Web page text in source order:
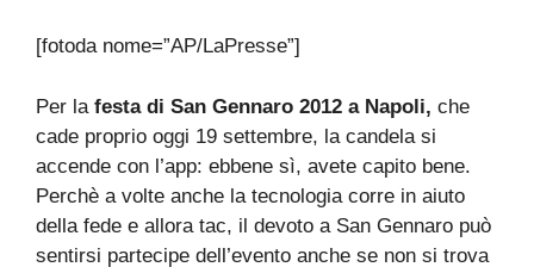
[fotoda nome=”AP/LaPresse”]
Per la festa di San Gennaro 2012 a Napoli, che
cade proprio oggi 19 settembre, la candela si
accende con l’app: ebbene sì, avete capito bene.
Perchè a volte anche la tecnologia corre in aiuto
della fede e allora tac, il devoto a San Gennaro può
sentirsi partecipe dell’evento anche se non si trova